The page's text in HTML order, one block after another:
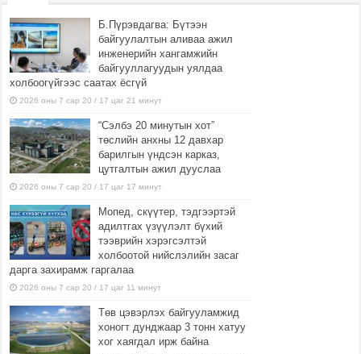
Б.Пүрэвдагва: Бүтээн
байгуулалтын аливаа ажил
инженерийн хангамжийн
байгууллагуудын уялдаа
холбоогүйгээс саатах ёсгүй
2026 оны 7 сар 20 / 17 цаг 21 минут
“Сэлбэ 20 минутын хот”
төслийн анхны 12 давхар
барилгын үндсэн карказ,
цутгалтын ажил дууслаа
2026 оны 7 сар 20 / 17 цаг 17 минут
Мопед, скүүтер, тэдгээртэй
адилтгах үзүүлэлт бүхий
тээврийн хэрэгсэлтэй
холбоотой нийслэлийн засаг
дарга захирамж гаргалаа
2026 оны 7 сар 20 / 17 цаг 11 минут
Төв цэвэрлэх байгууламжид
хоногт дунджаар 3 тонн хатуу
хог хаягдал ирж байна